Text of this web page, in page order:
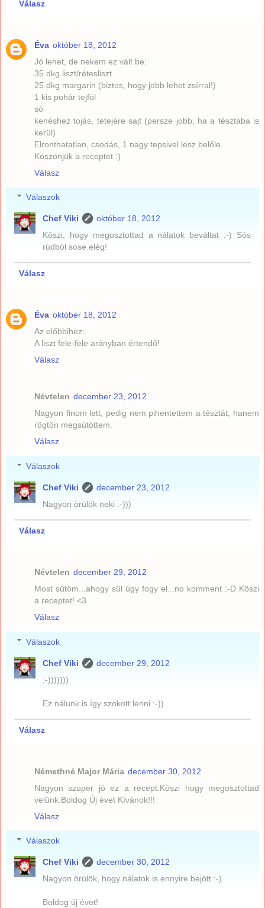
Válasz
Éva október 18, 2012
Jó lehet, de nekem ez vált be:
35 dkg liszt/rétesliszt
25 dkg margarin (biztos, hogy jobb lehet zsírral!)
1 kis pohár tejföl
só
kenéshez tojás, tetejére sajt (persze jobb, ha a tésztába is
kerül)
Elronthatatlan, csodás, 1 nagy tepsivel lesz belőle.
Köszönjük a receptet :)
Válasz
Válaszok
Chef Viki
október 18, 2012
Köszi, hogy megosztottad a nálatok beváltat :-) Sós
rúdból sose elég!
Válasz
Éva október 18, 2012
Az előbbihez:
A liszt fele-fele arányban értendő!
Válasz
Névtelen december 23, 2012
Nagyon finom lett, pedig nem pihentettem a tésztát, hanem
rögtön megsütöttem.
Válasz
Válaszok
Chef Viki
december 23, 2012
Nagyon örülök neki :-)))
Válasz
Névtelen december 29, 2012
Most sütöm...ahogy sül úgy fogy el...no komment :-D Köszi
a receptet! <3
Válasz
Válaszok
Chef Viki
december 29, 2012
:-)))))))
Ez nálunk is így szokott lenni :-))
Válasz
Némethné Major Mária december 30, 2012
Nagyon szuper jó ez a recept.Köszi hogy megosztottad
velünk.Boldog Új évet Kívánok!!!
Válasz
Válaszok
Chef Viki
december 30, 2012
Nagyon örülök, hogy nálatok is ennyire bejött :-)
Boldog új évet!